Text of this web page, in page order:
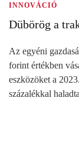
INNOVÁCIÓ
Dübörög a
Az egyéni
forint értékben
eszközöket a
százalékkal